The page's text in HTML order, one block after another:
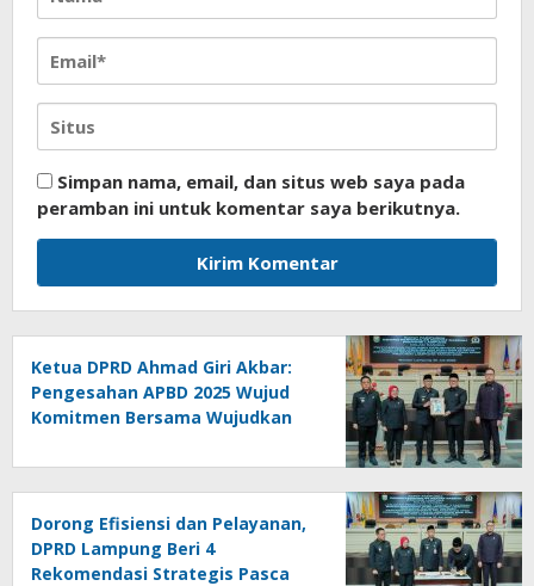
Simpan nama, email, dan situs web saya pada
peramban ini untuk komentar saya berikutnya.
Ketua DPRD Ahmad Giri Akbar:
Pengesahan APBD 2025 Wujud
Komitmen Bersama Wujudkan
Dorong Efisiensi dan Pelayanan,
DPRD Lampung Beri 4
Rekomendasi Strategis Pasca